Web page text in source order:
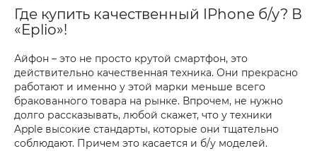
Где купить качественный IPhone б/у? В
«Eplio»!
Айфон – это не просто крутой смартфон, это
действительно качественная техника. Они прекрасно
работают и именно у этой марки меньше всего
бракованного товара на рынке. Впрочем, не нужно
долго рассказывать, любой скажет, что у техники
Apple высокие стандарты, которые они тщательно
соблюдают. Причем это касается и б/у моделей.